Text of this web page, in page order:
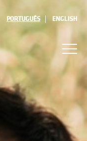
PORTUGUÊS ENGLISH